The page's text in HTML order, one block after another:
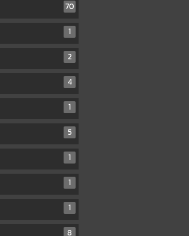
70
1
2
4
1
5
1
1
1
8